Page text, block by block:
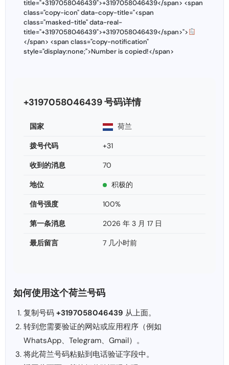
title="+3197058046439">+3197058046439</span> <span
class="copy-icon" data-copy-title="<span
class="masked-title" data-real-
title="+3197058046439">+3197058046439</span>">
</span> <span class="copy-notification"
style="display:none;">Number is copied!</span>
+3197058046439 号码详情
国家 荷兰
拨号代码 +31
收到的消息 70
地位 积极的
信号强度 100%
第一条消息 2026 年 3 月 17 日
最后留言 7 几小时前
如何使用这个荷兰号码
复制号码 +3197058046439 从上面。
转到您需要验证的网站或应用程序（例如
WhatsApp、Telegram、Gmail）。
将此荷兰号码粘贴到电话验证字段中。